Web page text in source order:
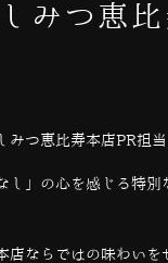
みつ恵比
みつ恵比寿本店PR担当
し」の心を感じる特別
店ならではの味わいを